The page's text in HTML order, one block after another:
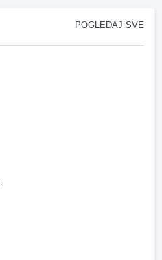
POGLEDAJ SVE